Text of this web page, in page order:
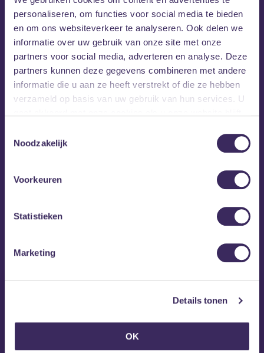
personaliseren, om functies voor social media te bieden
en om ons websiteverkeer te analyseren. Ook delen we
informatie over uw gebruik van onze site met onze
partners voor social media, adverteren en analyse. Deze
partners kunnen deze gegevens combineren met andere
informatie die u aan ze heeft verstrekt of die ze hebben
verzameld op basis van uw gebruik van hun services. U
Noodzakelijk
Voorkeuren
Statistieken
Marketing
Details tonen
OK
MEZZ tipt